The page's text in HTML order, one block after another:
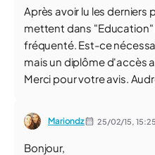
Après avoir lu les derniers
mettent dans "Education"
fréquenté. Est-ce
mais un diplôme d'accès
Merci pour votre avis.
Mariondz 25/02/15, 15:25
Bonjour,